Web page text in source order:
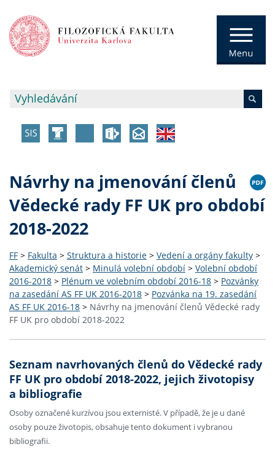
Návrhy na jmenování členů
Vědecké rady FF UK pro období
2018-2022
FF > Fakulta > Struktura a historie > Vedení a orgány fakulty >
Akademický senát > Minulá volební období > Volební období
2016-2018 > Plénum ve volebním období 2016-18 > Pozvánky
na zasedání AS FF UK 2016-2018 > Pozvánka na 19. zasedání
AS FF UK 2016-18 > Návrhy na jmenování členů Vědecké rady
FF UK pro období 2018-2022
Seznam navrhovaných členů do Vědecké rady
FF UK pro období 2018-2022, jejich životopisy
a bibliografie
Osoby označené kurzívou jsou externisté. V případě, že je u dané
osoby pouze životopis, obsahuje tento dokument i vybranou
bibliografii.